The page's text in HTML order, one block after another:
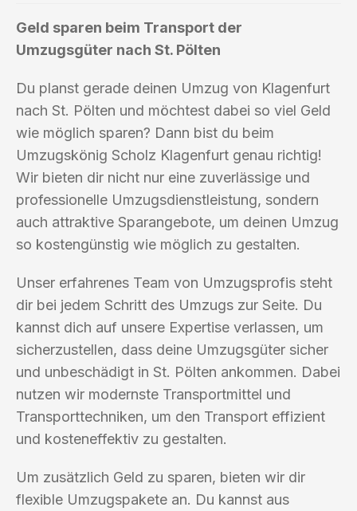
Geld sparen beim Transport der
Umzugsgüter nach St. Pölten
Du planst gerade deinen Umzug von Klagenfurt
nach St. Pölten und möchtest dabei so viel Geld
wie möglich sparen? Dann bist du beim
Umzugskönig Scholz Klagenfurt genau richtig!
Wir bieten dir nicht nur eine zuverlässige und
professionelle Umzugsdienstleistung, sondern
auch attraktive Sparangebote, um deinen Umzug
so kostengünstig wie möglich zu gestalten.
Unser erfahrenes Team von Umzugsprofis steht
dir bei jedem Schritt des Umzugs zur Seite. Du
kannst dich auf unsere Expertise verlassen, um
sicherzustellen, dass deine Umzugsgüter sicher
und unbeschädigt in St. Pölten ankommen. Dabei
nutzen wir modernste Transportmittel und
Transporttechniken, um den Transport effizient
und kosteneffektiv zu gestalten.
Um zusätzlich Geld zu sparen, bieten wir dir
flexible Umzugspakete an. Du kannst aus